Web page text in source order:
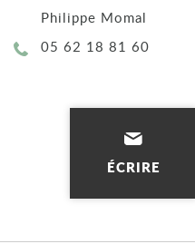
Philippe Momal
Téléphone :
05 62 18 81 60
ÉCRIRE